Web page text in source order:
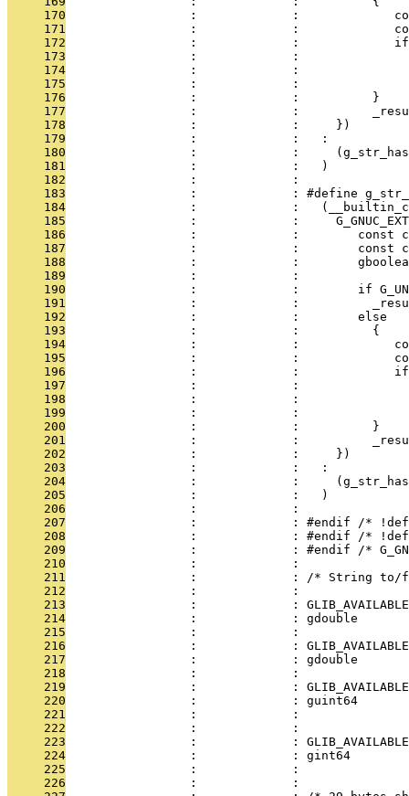
     170
:             :
     171
:             :
     172
:             :
     173
:             :
     174
:             :
     175
:             :
     176
:             :          }
     177
:             :
     178
:             :     })
     179
:             :   :
     180
:             :
     181
                 :             :   )
     182
                 :             :
     183
:             : #define
     184
:             :
     185
:             :
     186
:             :        const
     187
:             :        const
     188
:             :
     189
:             :
     190
:             :        if
     191
:             :
     192
:             :        else
     193
:             :          {
     194
:             :
     195
:             :
     196
:             :
     197
:             :
     198
:             :
     199
:             :
     200
:             :          }
     201
:             :
     202
:             :     })
     203
:             :   :
     204
:             :
     205
                 :             :   )
     206
                 :             :
     207
:             : #endif /*
     208
:             : #endif /*
     209
:             : #endif /*
     210
                 :             :
     211
:             : /* String
     212
                 :             :
     213
:             :
     214
:             : gdouble
     215
:             :
     216
:             :
     217
:             : gdouble
     218
:             :
     219
:             :
     220
:             : guint64
     221
:             :
     222
:             :
     223
:             :
     224
:             : gint64
     225
:             :
     226
:             :